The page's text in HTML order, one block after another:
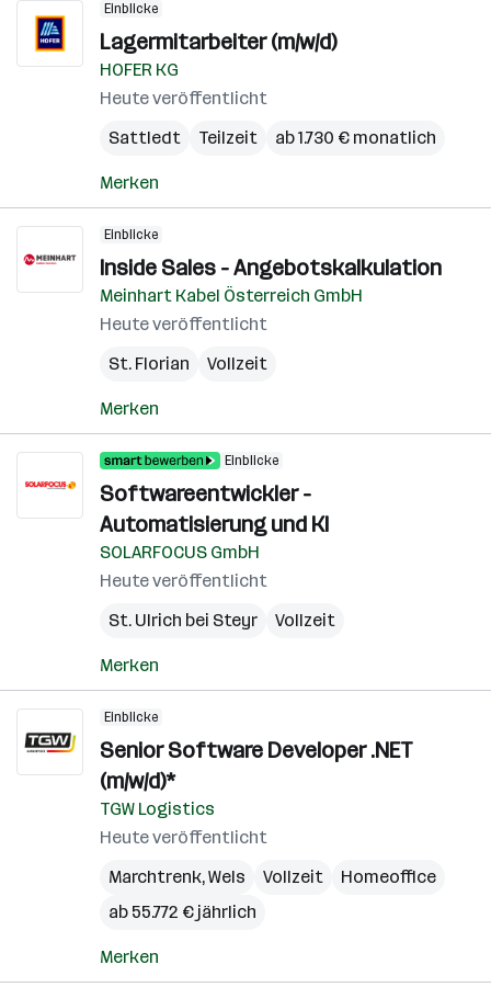
Einblicke
Lagermitarbeiter (m/w/d)
HOFER KG
Heute veröffentlicht
Sattledt
Teilzeit ab 1.730 € monatlich
Merken
Einblicke
Inside Sales - Angebotskalkulation
Meinhart Kabel Österreich GmbH
Heute veröffentlicht
St. Florian
Vollzeit
Merken
Einblicke
Softwareentwickler -
Automatisierung und KI
SOLARFOCUS GmbH
Heute veröffentlicht
St. Ulrich bei Steyr
Vollzeit
Merken
Einblicke
Senior Software Developer .NET
(m/w/d)*
TGW Logistics
Heute veröffentlicht
Marchtrenk,Wels Vollzeit
Homeoffice
ab 55.772 € jährlich
Merken